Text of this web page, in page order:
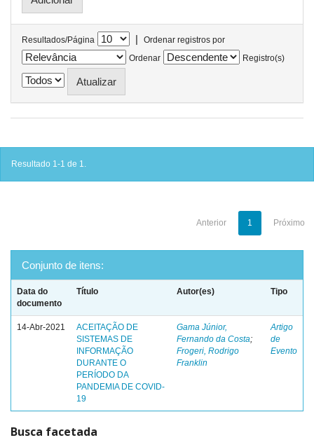
Resultados/Página |
Ordenar registros por
Ordenar
Registro(s)
Resultado 1-1 de 1.
Anterior 1 Próximo
Conjunto de itens:
Data do
documento
Título Autor(es) Tipo
14-Abr-2021
ACEITAÇÃO DE
SISTEMAS DE
INFORMAÇÃO
DURANTE O
PERÍODO DA
PANDEMIA DE COVID-
19
Gama Júnior,
Fernando da Costa;
Frogeri, Rodrigo
Franklin
Artigo
de
Evento
Busca facetada